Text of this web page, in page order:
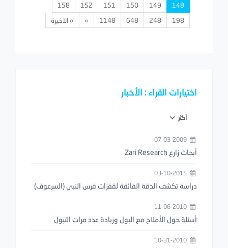
148
149
150
151
152
158
198
248
648
1148
» » الأخيرة
اختيارات القراء : الأخبار
أكثر
أبحاث زارع Zari Research
دراسة تكشف الدقة الفائقة لقفزات فرس النبي (السرعوف)
أسئلة حول الأملاح مع البول وزيادة عدد مرات التبول